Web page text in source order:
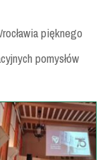
pięknego
pomysłów